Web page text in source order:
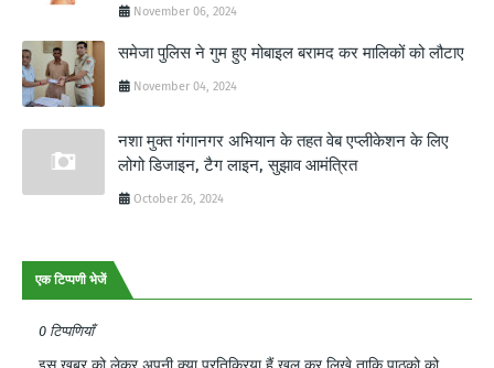
November 06, 2024
समेजा पुलिस ने गुम हुए मोबाइल बरामद कर मालिकों को लौटाए
November 04, 2024
नशा मुक्त गंगानगर अभियान के तहत वेब एप्लीकेशन के लिए
लोगो डिजाइन, टैग लाइन, सुझाव आमंत्रित
October 26, 2024
एक टिप्पणी भेजें
0 टिप्पणियाँ